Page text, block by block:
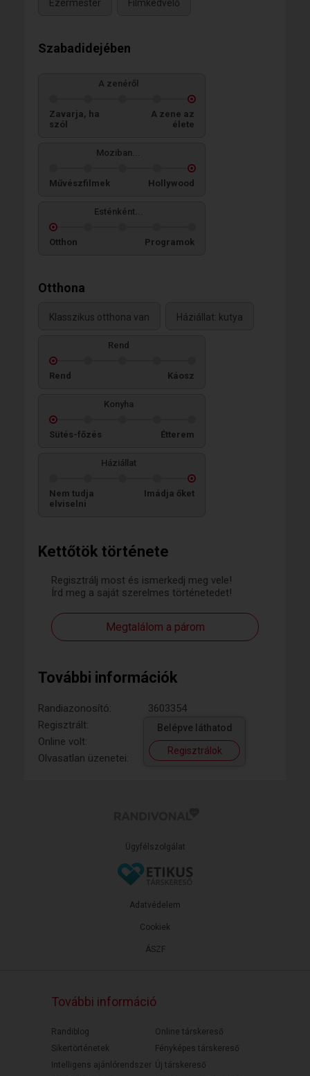
Kettőtök története
Regisztrálj most és ismerkedj meg vele!
Írd meg a saját szerelmes történetedet!
Megtalálom a párom
További információk
Randiazonosító:
3603354
Regisztrált:
Online volt:
Olvasatlan üzenetei:
Belépve láthatod
Regisztrálok
Ezermester Filmkedvelő
Szabadidejében
A zenéről
Zavarja, ha
szól
A zene az
élete
Moziban...
Művészfilmek Hollywood
Esténként...
Otthon Programok
Otthona
Klasszikus otthona van Háziállat: kutya
Rend
Rend Káosz
Konyha
Sütés-főzés Étterem
Háziállat
Nem tudja
elviselni
Imádja őket
Ügyfélszolgálat
ÁSZF
Adatvédelem
Cookiek
További információ
Randiblog
Sikertörténetek
Intelligens ajánlórendszer
Online társkereső
Fényképes társkereső
Új társkereső